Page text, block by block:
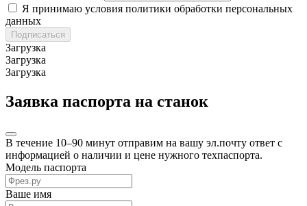
Я принимаю условия политики обработки персональных
данных
Подписаться
Загрузка
Загрузка
Загрузка
Заявка паспорта на станок
В течение 10–90 минут отправим на вашу эл.почту ответ с
информацией о наличии и цене нужного техпаспорта.
Модель паспорта
Ваше имя